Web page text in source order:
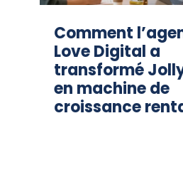
Comment
Love Digital a
transformé
en machine de
croissance